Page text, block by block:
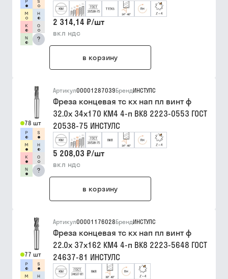
?
2 314,14 ₽/шт
вкл ндс
в корзину
78 шт
?
Артикул00001287039БрендИНСТУЛС
Фреза концевая тс кх нап пл винт ф
32.0х 34х170 КМ4 4-п ВК8 2223-0553 ГОСТ
20538-75 ИНСТУЛС
5 208,03 ₽/шт
вкл ндс
в корзину
77 шт
Артикул00001176028БрендИНСТУЛС
Фреза концевая тс кх нап пл винт ф
22.0х 37х162 КМ4 4-п ВК8 2223-5648 ГОСТ
24637-81 ИНСТУЛС